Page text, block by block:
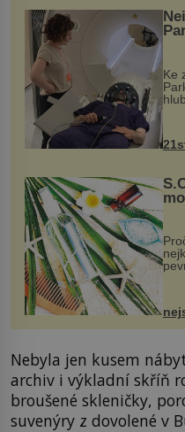
Ke
k
Nebyla jen kusem
archiv i výkladní skříň
broušené skleničky,
suvenýry z dovolené v